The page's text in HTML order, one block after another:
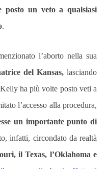
posto un veto a qualsiasi
.
l’aborto nella sua
del Kansas, lasciando
ha più volte posto veti a
l’accesso alla procedura,
un importante punto di
infatti, circondato da realtà
il Texas, l’Oklahoma e